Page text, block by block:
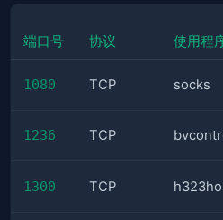
端口号 协议 使用程
1080 TCP socks
1236 TCP
1300 TCP